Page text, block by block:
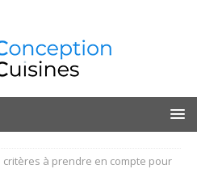
critères à prendre en compte pour